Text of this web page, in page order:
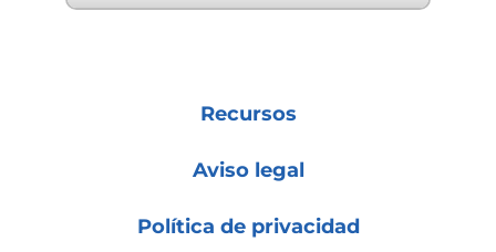
Recursos
Aviso legal
Política de privacidad